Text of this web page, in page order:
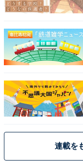
連載を